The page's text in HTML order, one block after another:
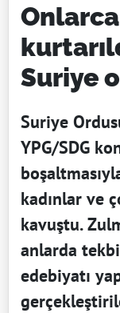
Suriye
Suriye
YPG/SDG
kadınlar ve
kavuştu.
anlarda
edebiyatı